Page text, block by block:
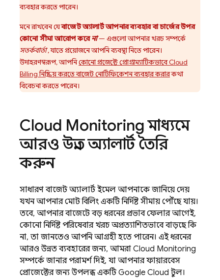
ব্যবহার করতে পারেন।
মনে রাখবেন যেবাজেট অ্যালার্ট আপনার ব্যবহার বা চার্জের উপর
কোনো সীমা আরোপ করেনা— এগুলো আপনার খরচ সম্পর্কে
সতর্কবার্তা, যাতে প্রয়োজনে আপনি ব্যবস্থা নিতে পারেন।
উদাহরণস্বরূপ, আপনিকোনো প্রজেক্টে প্রোগ্রাম্যাটিকভাবেCloud
Billingনিষ্ক্রিয় করতে বাজেট নোটিফিকেশন ব্যবহার করারকথা
বিবেচনা করতে পারেন।
Cloud Monitoringমাধ্যমে
আরও উন্নত অ্যালার্ট তৈরি
করুন
সাধারণ বাজেট অ্যালার্ট ইমেল আপনাকে জানিয়ে দেয়
যখন আপনার মোট বিলিং একটি নির্দিষ্ট সীমায় পৌঁছে যায়।
তবে, আপনার বাজেটে বড় ধরনের প্রভাব ফেলার আগেই,
কোনো নির্দিষ্ট পরিষেবার খরচ অপ্রত্যাশিতভাবে বাড়ছে কি
না, তা জানতেও আপনি আগ্রহী হতে পারেন। এই ধরনের
আরও উন্নত ব্যবহারের জন্য, আমরা Cloud Monitoring
সম্পর্কে জানার পরামর্শ দিই, যা আপনার ফায়ারবেস
প্রোজেক্টের জন্য উপলব্ধ একটিGoogle Cloud টুল।